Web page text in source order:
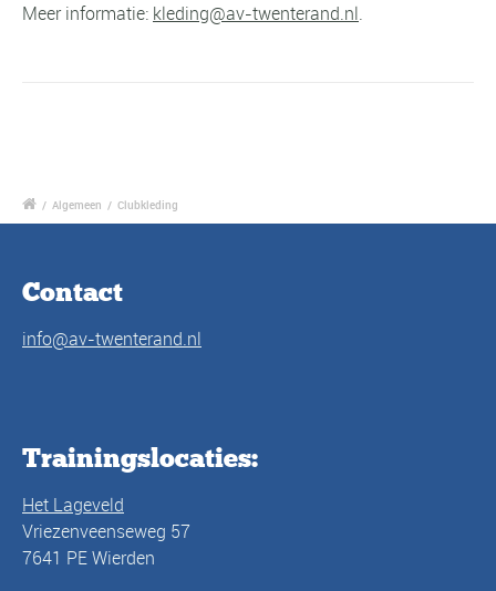
Meer informatie: kleding@av-twenterand.nl.
/ Algemeen / Clubkleding
Contact
info@av-twenterand.nl
Trainingslocaties:
Het Lageveld
Vriezenveenseweg 57
7641 PE Wierden